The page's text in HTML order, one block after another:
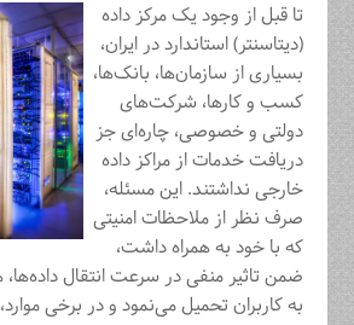
تا قبل از وجود یک مرکز داده
(دیتاسنتر) استاندارد در ایران،
بسیاری از سازمان‌ها، بانک‌ها،
کسب و کارها، شرکت‌های
دولتی و خصوصی، چاره‌ای جز
دریافت خدمات از مراکز داده
خارجی نداشتند. این مسئله،
صرف نظر از ملاحظات امنیتی
که با خود به همراه داشت،
ضمن تاثیر منفی در سرعت انتقال داده‌ها،
به کاربران تحمیل می‌نمود و در برخی